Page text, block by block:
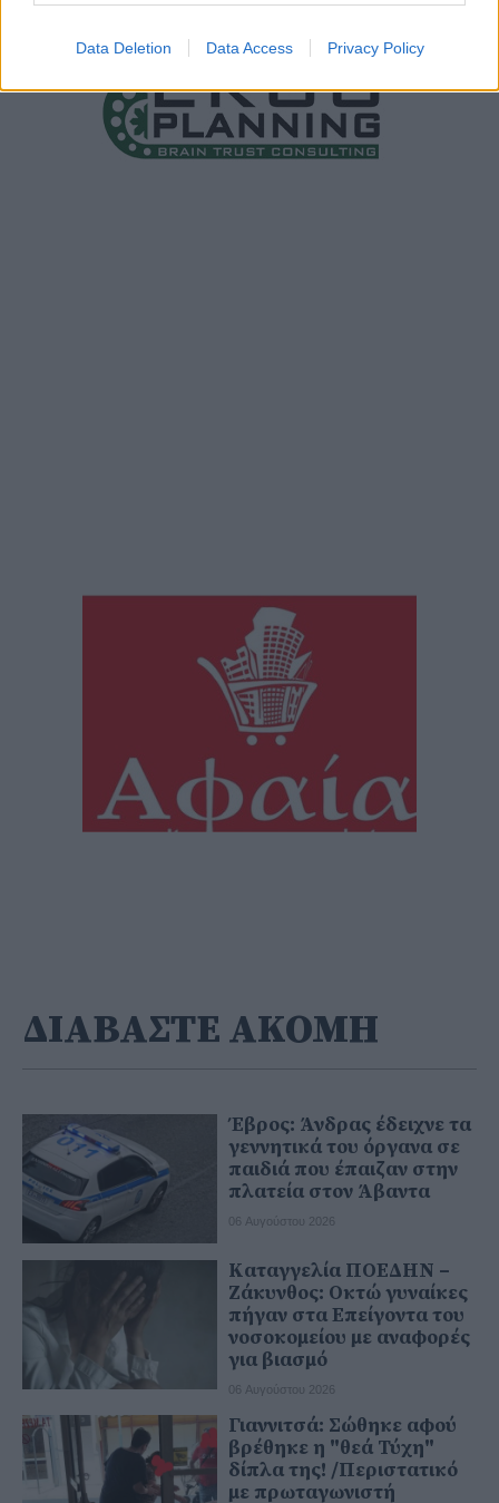
Data Deletion Data Access Privacy Policy
ΔΙΑΒΑΣΤΕ ΑΚΟΜΗ
Έβρος: Άνδρας έδειχνε τα
γεννητικά του όργανα σε
παιδιά που έπαιζαν στην
πλατεία στον Άβαντα
06 Αυγούστου 2026
Καταγγελία ΠΟΕΔΗΝ –
Ζάκυνθος: Οκτώ γυναίκες
πήγαν στα Επείγοντα του
νοσοκομείου με αναφορές
για βιασμό
06 Αυγούστου 2026
Γιαννιτσά: Σώθηκε αφού
βρέθηκε η "θεά Τύχη"
δίπλα της! /Περιστατικό
με πρωταγωνιστή